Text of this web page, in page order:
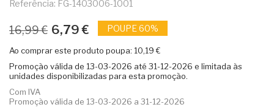
Referência: FG-1403006-1001
16,99 € 6,79 € POUPE 60%
Ao comprar este produto poupa: 10,19 €
Promoção válida de 13-03-2026 até 31-12-2026 e limitada às
unidades disponibilizadas para esta promoção.
Com IVA
Promoção válida de 13-03-2026 a 31-12-2026